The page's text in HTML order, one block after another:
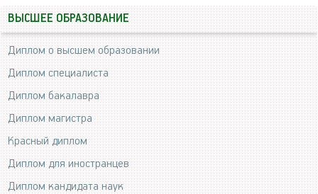
ВЫСШЕЕ ОБРАЗОВАНИЕ
Диплом о высшем образовании
Диплом специалиста
Диплом бакалавра
Диплом магистра
Красный диплом
Диплом для иностранцев
Диплом кандидата наук